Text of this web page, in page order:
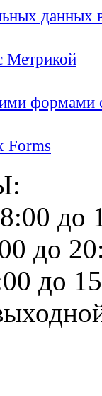
Метрикой
формами
Forms
до